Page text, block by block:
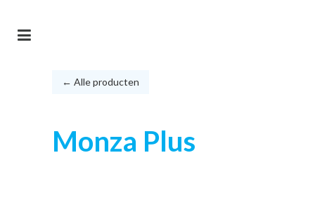
← Alle producten
Monza Plus